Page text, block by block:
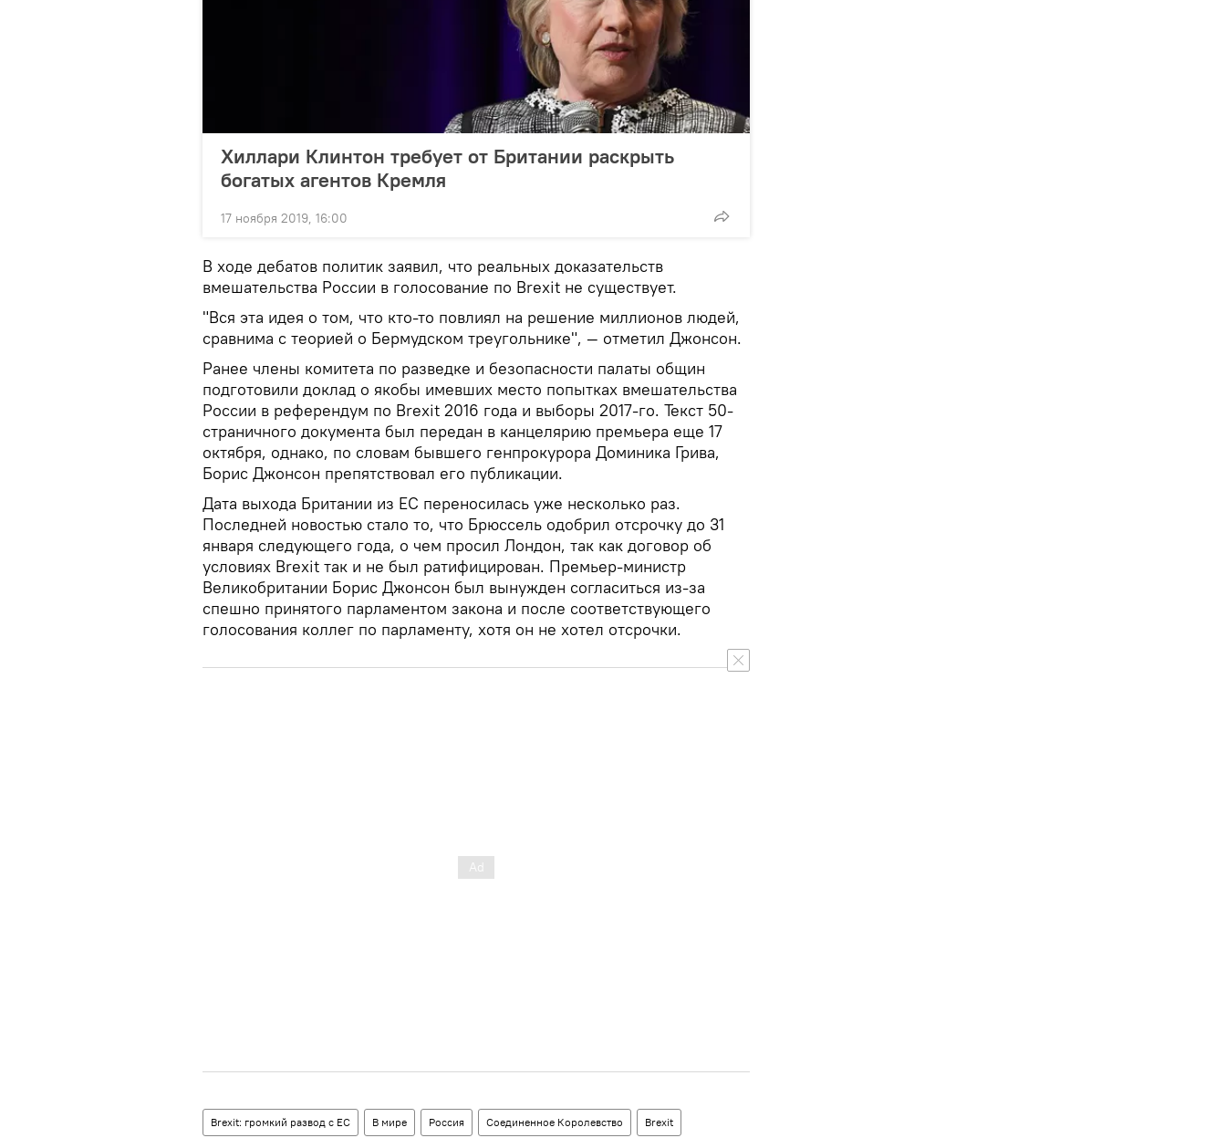
Хиллари Клинтон требует от Британии раскрыть
богатых агентов Кремля
17 ноября 2019, 16:00
В ходе дебатов политик заявил, что реальных доказательств
вмешательства России в голосование по Brexit не существует.
"Вся эта идея о том, что кто-то повлиял на решение миллионов людей,
сравнима с теорией о Бермудском треугольнике", — отметил Джонсон.
Ранее члены комитета по разведке и безопасности палаты общин
подготовили доклад о якобы имевших место попытках вмешательства
России в референдум по Brexit 2016 года и выборы 2017-го. Текст 50-
страничного документа был передан в канцелярию премьера еще 17
октября, однако, по словам бывшего генпрокурора Доминика Грива,
Борис Джонсон препятствовал его публикации.
Дата выхода Британии из ЕС переносилась уже несколько раз.
Последней новостью стало то, что Брюссель одобрил отсрочку до 31
января следующего года, о чем просил Лондон, так как договор об
условиях Brexit так и не был ратифицирован. Премьер-министр
Великобритании Борис Джонсон был вынужден согласиться из-за
спешно принятого парламентом закона и после соответствующего
голосования коллег по парламенту, хотя он не хотел отсрочки.
Brexit: громкий развод с ЕС В мире Россия Соединенное Королевство Brexit